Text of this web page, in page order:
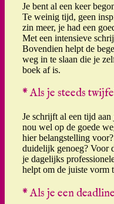
Je bent al een keer
Te weinig tijd, geen
zin meer, je had een
Met een intensieve
Bovendien helpt de
weg in te slaan die je
boek af is.
* Als je steeds
Je schrijft al een tijd
nou wel op de goede
hier belangstelling
duidelijk genoeg? Voor
je dagelijks
helpt om de juiste vorm
* Als je een